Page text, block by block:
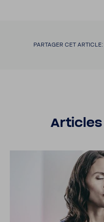
PARTAGER CET ARTICLE: